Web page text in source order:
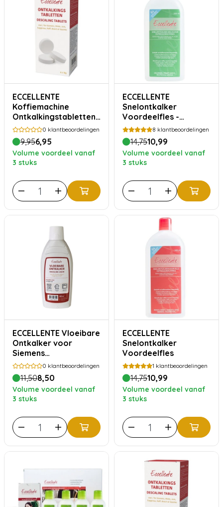
ECCELLENTE
Koffiemachine
Ontkalkingstabletten
- 6 stuks0 klantbeoordelingen
9,956,95
Volume voordeel vanaf
3 stuks
ECCELLENTE
Snelontkalker
Voordeelfles -
Melkzuur
8 klantbeoordelingen
14,7510,99
Volume voordeel vanaf
3 stuks
ECCELLENTE Vloeibare
Ontkalker voor
Siemens
koffiemachine en
stoomoven
0 klantbeoordelingen
11,508,50
Volume voordeel vanaf
3 stuks
ECCELLENTE
Snelontkalker
Voordeelfles
1 klantbeoordelingen
14,7510,99
Volume voordeel vanaf
3 stuks